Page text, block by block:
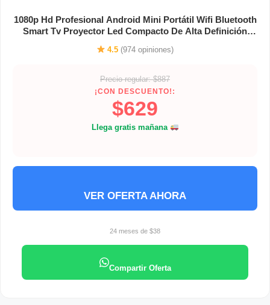
1080p Hd Profesional Android Mini Portátil Wifi Bluetooth
Smart Tv Proyector Led Compacto De Alta Definición
4.5 (974 opiniones)
Precio regular: $887
¡CON DESCUENTO!:
$629
Llega gratis mañana
VER OFERTA AHORA
24 meses de $38
Compartir Oferta